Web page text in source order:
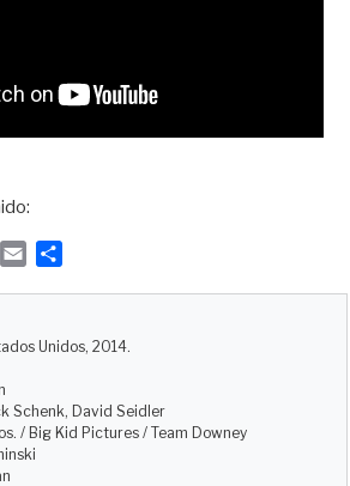
l
a
t
i
Unidos, 2014.
Schenk, David Seidler
/ Big Kid Pictures / Team Downey